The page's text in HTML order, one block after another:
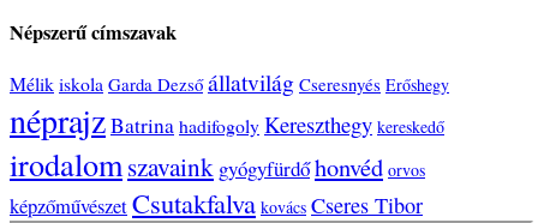
Népszerű címszavak
Mélikiskola Garda Dezső állatvilág Cseresnyés Erőshegy
néprajzBatrinahadifogolyKereszthegy kereskedő
irodalomszavaink gyógyfürdőhonvéd orvos
képzőművészetCsutakfalva kovács Cseres Tibor